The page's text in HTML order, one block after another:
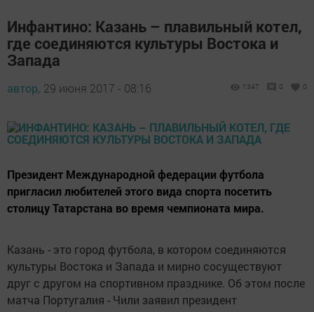
Инфантино: Казань – плавильный котел,
где соединяются культуры Востока и
Запада
автор, 29 июня 2017 - 08:16 1347 0 0
Президент Международной федерации футбола
пригласил любителей этого вида спорта посетить
столицу Татарстана во время чемпионата мира.
Казань - это город футбола, в котором соединяются
культуры Востока и Запада и мирно сосуществуют
друг с другом на спортивном празднике. Об этом после
матча Португалия - Чили заявил президент